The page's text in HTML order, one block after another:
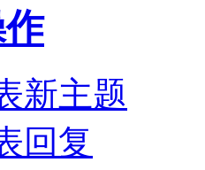
新主题
回复